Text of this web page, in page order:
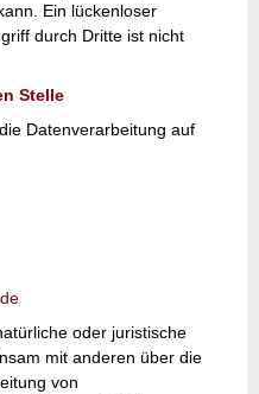
Ein lückenloser
durch Dritte ist nicht
Stelle
Datenverarbeitung auf
oder juristische
mit anderen über die
von